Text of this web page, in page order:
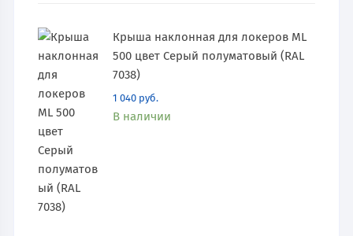
Крыша наклонная для локеров ML
500 цвет Серый полуматовый (RAL
7038)
1 040 руб.
В наличии